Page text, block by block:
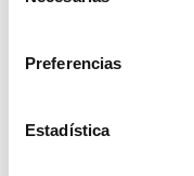
Preferencias
Estadística